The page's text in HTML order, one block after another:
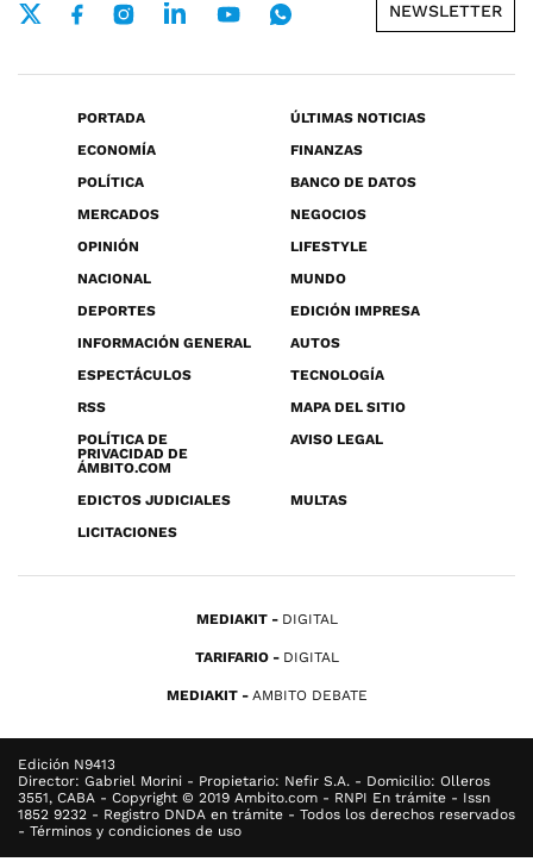
NEWSLETTER
PORTADA
ÚLTIMAS NOTICIAS
ECONOMÍA
FINANZAS
POLÍTICA
BANCO DE DATOS
MERCADOS
NEGOCIOS
OPINIÓN
LIFESTYLE
NACIONAL
MUNDO
DEPORTES
EDICIÓN IMPRESA
INFORMACIÓN GENERAL
AUTOS
ESPECTÁCULOS
TECNOLOGÍA
RSS
MAPA DEL SITIO
POLÍTICA DE
PRIVACIDAD DE
ÁMBITO.COM
AVISO LEGAL
EDICTOS JUDICIALES
MULTAS
LICITACIONES
MEDIAKIT DIGITAL
TARIFARIO DIGITAL
MEDIAKIT AMBITO DEBATE
Edición N9413
Director: Gabriel Morini - Propietario: Nefir S.A. - Domicilio: Olleros
3551, CABA - Copyright © 2019 Ambito.com - RNPI En trámite - Issn
1852 9232 - Registro DNDA en trámite - Todos los derechos reservados
- Términos y condiciones de uso